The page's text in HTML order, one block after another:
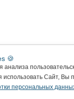
🍪
Сайт, Вы
персональных